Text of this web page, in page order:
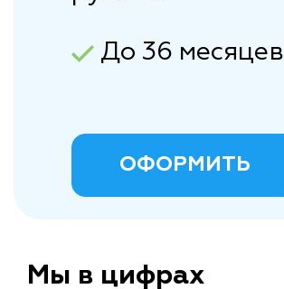
До 36 месяцев
ОФОРМИТЬ
Мы в цифрах